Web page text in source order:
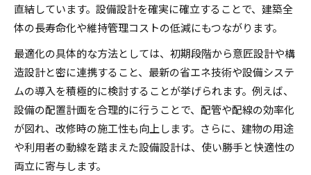
直結しています。設備設計を確実に確立することで、建築全
体の長寿命化や維持管理コストの低減にもつながります。
最適化の具体的な方法としては、初期段階から意匠設計や構
造設計と密に連携すること、最新の省エネ技術や設備システ
ムの導入を積極的に検討することが挙げられます。例えば、
設備の配置計画を合理的に行うことで、配管や配線の効率化
が図れ、改修時の施工性も向上します。さらに、建物の用途
や利用者の動線を踏まえた設備設計は、使い勝手と快適性の
両立に寄与します。